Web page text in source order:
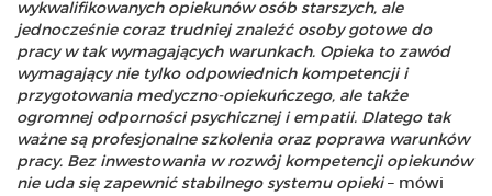
wykwalifikowanych opiekunów osób starszych, ale
jednocześnie coraz trudniej znaleźć osoby gotowe do
pracy w tak wymagających warunkach. Opieka to zawód
wymagający nie tylko odpowiednich kompetencji i
przygotowania medyczno-opiekuńczego, ale także
ogromnej odporności psychicznej i empatii. Dlatego tak
ważne są profesjonalne szkolenia oraz poprawa warunków
pracy. Bez inwestowania w rozwój kompetencji opiekunów
nie uda się zapewnić stabilnego systemu opieki– mówi